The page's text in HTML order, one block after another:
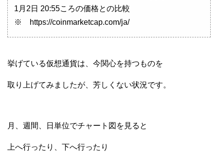
1月2日 20:55ころの価格との比較
※ https://coinmarketcap.com/ja/
挙げている仮想通貨は、今関心を持つものを
取り上げてみましたが、芳しくない状況です。
月、週間、日単位でチャート図を見ると
上へ行ったり、下へ行ったり